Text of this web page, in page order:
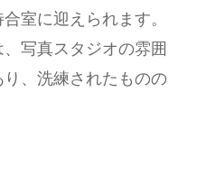
室に迎えられます。
写真スタジオの雰囲
、洗練されたものの